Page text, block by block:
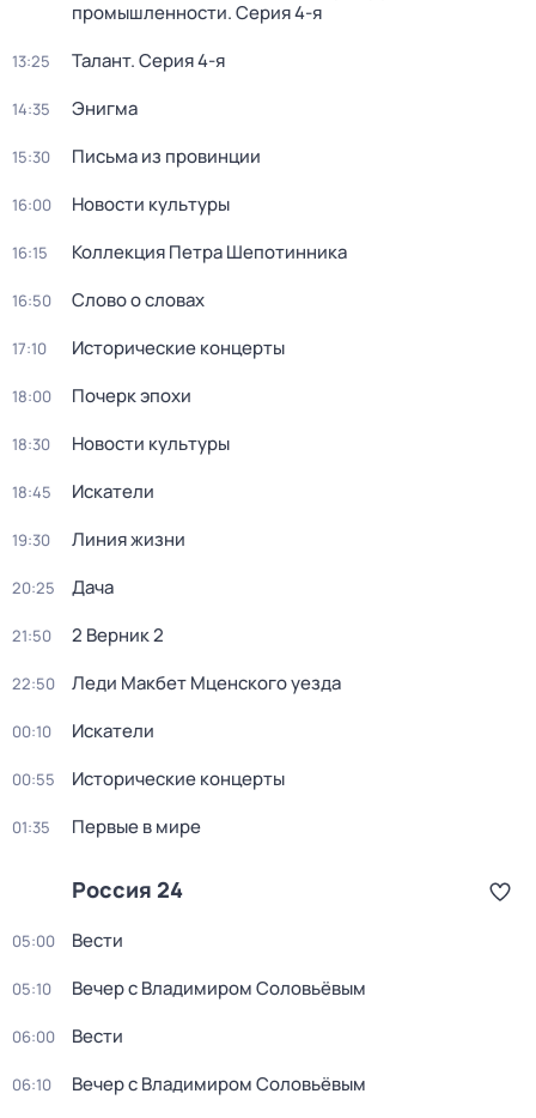
промышленности. Серия 4-я
13:25 Талант. Серия 4-я
14:35 Энигма
15:30 Письма из провинции
16:00 Новости культуры
16:15 Коллекция Петра Шепотинника
16:50 Слово о словах
17:10 Исторические концерты
18:00 Почерк эпохи
18:30 Новости культуры
18:45 Искатели
19:30 Линия жизни
20:25 Дача
21:50 2 Верник 2
22:50 Леди Макбет Мценского уезда
00:10 Искатели
00:55 Исторические концерты
01:35 Первые в мире
Россия 24
05:00 Вести
05:10 Вечер с Владимиром Соловьёвым
06:00 Вести
06:10 Вечер с Владимиром Соловьёвым